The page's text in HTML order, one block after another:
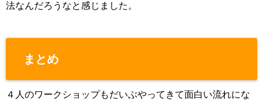
法なんだろうなと感じました。
まとめ
４人のワークショップもだいぶやってきて面白い流れにな